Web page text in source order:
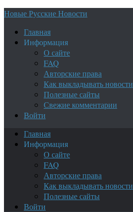
Новые Русские Новости
Главная
Информация
О сайте
FAQ
Авторские права
Как выкладывать новости
Полезные сайты
Свежие комментарии
Войти
Главная
Информация
О сайте
FAQ
Авторские права
Как выкладывать новости
Полезные сайты
Войти